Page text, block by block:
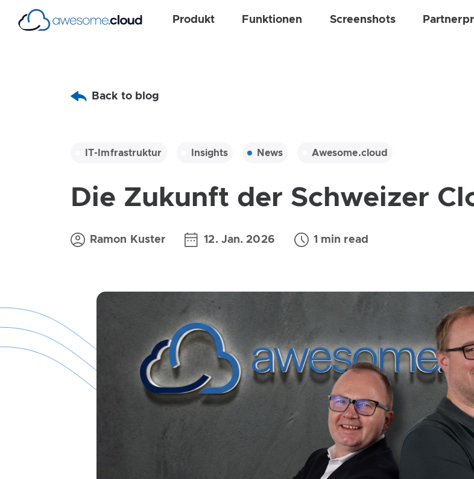
Produkt Funktionen Screenshots
Back to blog
IT-Imfrastruktur Insights News Awesome.cloud
Die Zukunft der Schweizer
Ramon Kuster 12. Jan. 2026 1 min read